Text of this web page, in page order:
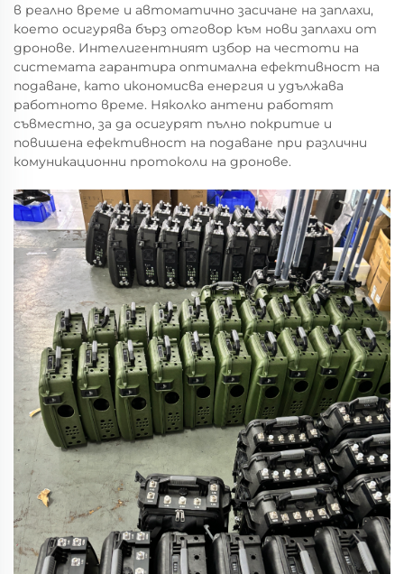
в реално време и автоматично засичане на заплахи,
което осигурява бърз отговор към нови заплахи от
дронове. Интелигентният избор на честоти на
системата гарантира оптимална ефективност на
подаване, като икономисва енергия и удължава
работното време. Няколко антени работят
съвместно, за да осигурят пълно покритие и
повишена ефективност на подаване при различни
комуникационни протоколи на дронове.